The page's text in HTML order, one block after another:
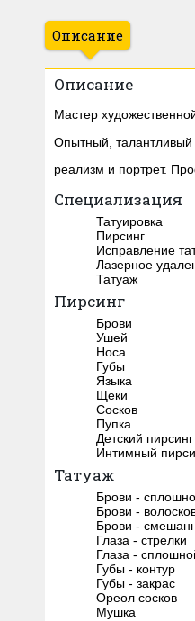
Описание
Описание
Мастер
Опытный, талантливый
реализм и портрет.
Специализация
Татуировка
Пирсинг
Исправление
Лазерное
Татуаж
Пирсинг
Брови
Ушей
Носа
Губы
Языка
Щеки
Сосков
Пупка
Детский пирсинг
Интимный
Татуаж
Брови -
Брови -
Брови -
Глаза - стрелки
Глаза -
Губы - контур
Губы - закрас
Ореол сосков
Мушка